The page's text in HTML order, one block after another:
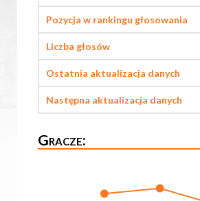
Pozycja w rankingu głosowania
Liczba głosów
Ostatnia aktualizacja danych
Następna aktualizacja danych
Gracze: